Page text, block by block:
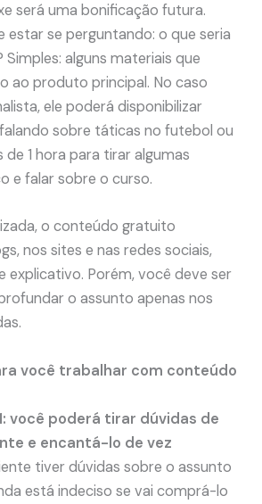
será uma bonificação futura.
estar se perguntando: o que seria
alguns materiais que
ao produto principal. No caso
ele poderá disponibilizar
sobre táticas no futebol ou
1 hora para tirar algumas
e falar sobre o curso.
o conteúdo gratuito
nos sites e nas redes sociais,
explicativo. Porém, você deve ser
o assunto apenas nos
você trabalhar com conteúdo
você poderá tirar dúvidas de
e encantá-lo de vez
tiver dúvidas sobre o assunto
está indeciso se vai comprá-lo